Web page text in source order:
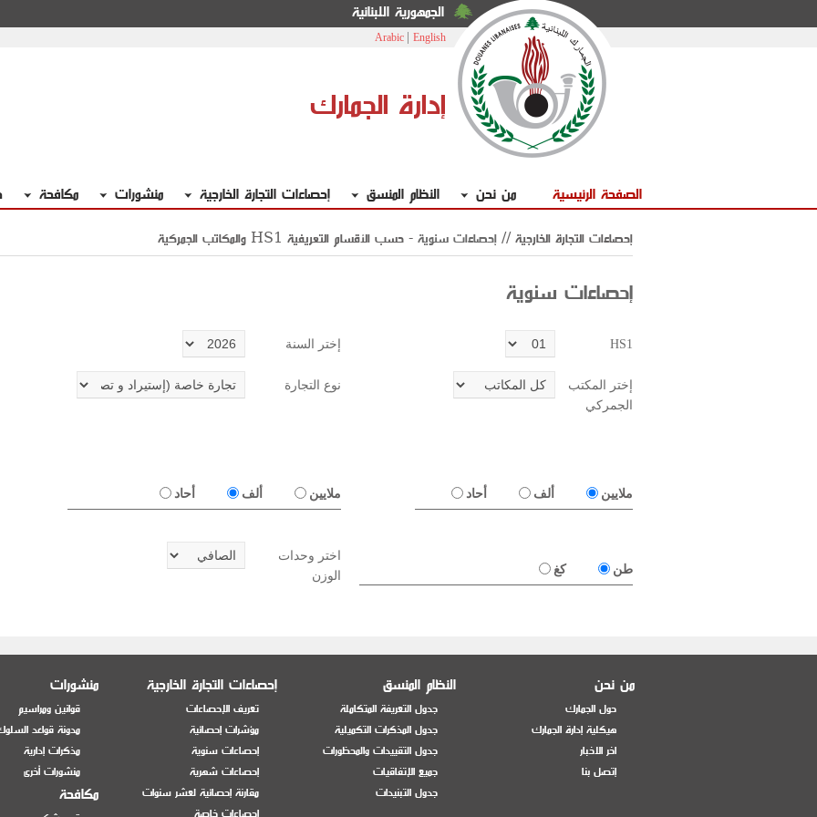
الجمهورية اللبنانية
Arabic English
إدارة الجمارك
الصفحة الرئيسية من نحن النظام المنسق إحصاءات التجارة الخارجية منشورات مكافحة
والمكاتب الجمركية HS1 إحصاءات التجارة الخارجية // إحصاءات سنوية - حسب الأقسام التعريفية
إحصاءات سنوية
HS1
إختر المكتب
الجمركي
إختر السنة
نوع التجارة
ملايين ألف أحاد ملايين ألف أحاد
طن كغ
اختر وحدات
الوزن
من نحن
حول الجمارك
هيكلية إدارة الجمارك
اخر الاخبار
إتصل بنا
النظام المنسق
جدول التعريفة المتكاملة
جدول المذكرات التكميلية
جدول التقييدات والمحظورات
جميع الإتفاقيات
جدول التبنيدات
إحصاءات التجارة الخارجية
تعريف الإحصاءات
مؤشرات إحصائية
إحصاءات سنوية
إحصاءات شهرية
مقارنة إحصائية لعشر سنوات
منشورات
قوانين ومراسيم
مدونة قواعد
مذكرات إدارية
منشورات أخرى
مكافحة